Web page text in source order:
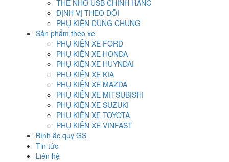
THẺ NHỚ USB CHÍNH HÃNG
ĐỊNH VỊ THEO DÕI
PHỤ KIỆN DÙNG CHUNG
Sản phẩm theo xe
PHỤ KIỆN XE FORD
PHỤ KIỆN XE HONDA
PHỤ KIỆN XE HUYNDAI
PHỤ KIỆN XE KIA
PHỤ KIỆN XE MAZDA
PHỤ KIỆN XE MITSUBISHI
PHỤ KIỆN XE SUZUKI
PHỤ KIỆN XE TOYOTA
PHỤ KIỆN XE VINFAST
Bình ắc quy GS
Tin tức
Liên hệ